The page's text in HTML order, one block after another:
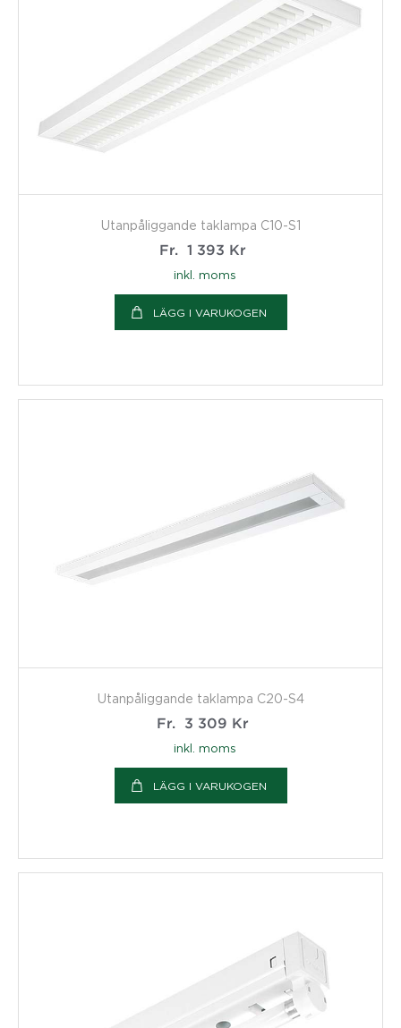
Utanpåliggande taklampa C10-S1
Fr.
1 393 Kr
inkl. moms
LÄGG I VARUKOGEN
Utanpåliggande taklampa C20-S4
Fr.
3 309 Kr
inkl. moms
LÄGG I VARUKOGEN